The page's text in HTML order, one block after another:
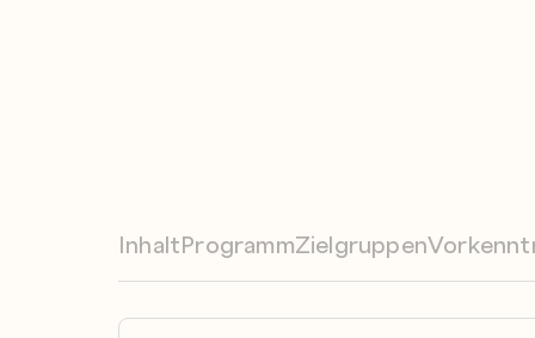
InhaltProgrammZielgruppen